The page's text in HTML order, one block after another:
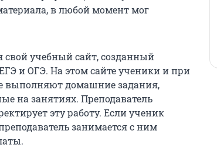
в любой момент мог
свой учебный сайт, созданный
и ОГЭ. На этом сайте ученики и при
выполняют домашние задания,
на занятиях. Преподаватель
эту работу. Если ученик
занимается с ним